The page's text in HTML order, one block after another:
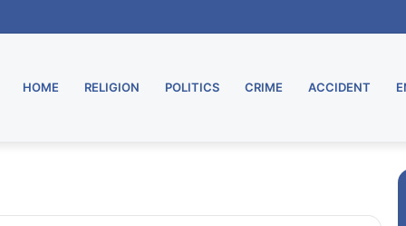
HOME RELIGION POLITICS CRIME ACCIDENT